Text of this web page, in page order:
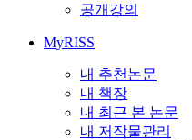
공개강의
MyRISS
내 추천논문
내 책장
내 최근 본 논문
내 저작물관리